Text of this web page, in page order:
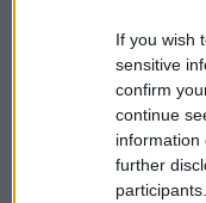
If you wish
sensitive
confirm
continue
information
further